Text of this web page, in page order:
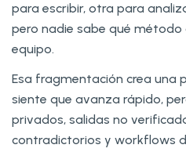
para escribir, otra para
pero nadie sabe qué
equipo.
Esa fragmentación crea una
siente que avanza rápido,
privados, salidas no
contradictorios y workflows